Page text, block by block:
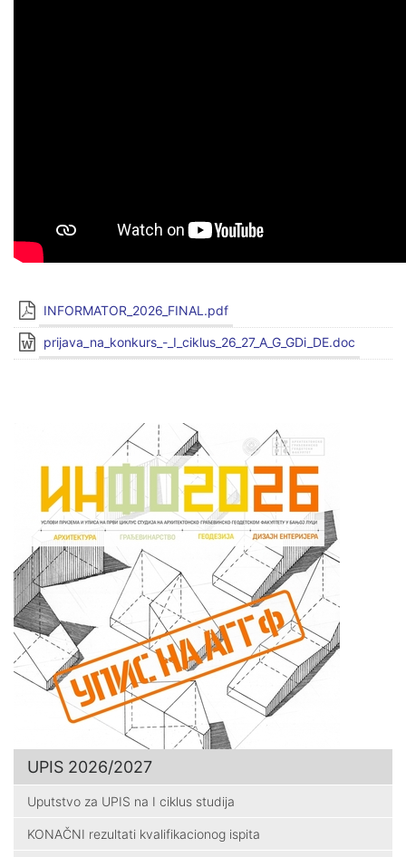
UPIS 2026/2027
Uputstvo za UPIS na I ciklus studija
KONAČNI rezultati kvalifikacionog ispita
INFORMATOR_2026_FINAL.pdf
prijava_na_konkurs_-_I_ciklus_26_27_A_G_GDi_DE.doc